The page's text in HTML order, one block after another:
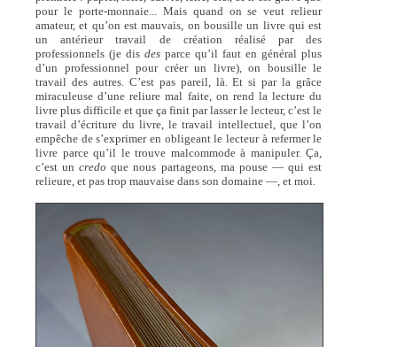
pour le porte-monnaie... Mais quand on se veut relieur
amateur, et qu’on est mauvais, on bousille un livre qui est
un antérieur travail de création réalisé par des
professionnels (je disdes parce qu’il faut en général plus
d’un professionnel pour créer un livre), on bousille le
travail des autres. C’est pas pareil, là. Et si par la grâce
miraculeuse d’une reliure mal faite, on rend la lecture du
livre plus difficile et que ça finit par lasser le lecteur, c’est le
travail d’écriture du livre, le travail intellectuel, que l’on
empêche de s’exprimer en obligeant le lecteur à refermer le
livre parce qu’il le trouve malcommode à manipuler. Ça,
c’est uncredo que nous partageons, ma pouse — qui est
relieure, et pas trop mauvaise dans son domaine —, et moi.